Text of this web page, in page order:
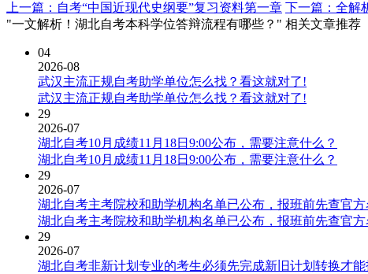
上一篇：自考“中国近现代史纲要”复习资料第一章 下一篇：全解
"一文解析！湖北自考本科学位答辩流程有哪些？" 相关文章推荐
04
2026-08
武汉主流正规自考助学单位怎么找？看这就对了!
武汉主流正规自考助学单位怎么找？看这就对了!
29
2026-07
湖北自考10月成绩11月18日9:00公布，需要注意什么？
湖北自考10月成绩11月18日9:00公布，需要注意什么？
29
2026-07
湖北自考主考院校和助学机构名单已公布，报班前先查官方
湖北自考主考院校和助学机构名单已公布，报班前先查官方
29
2026-07
湖北自考非新计划专业的考生必须先完成新旧计划转换才能